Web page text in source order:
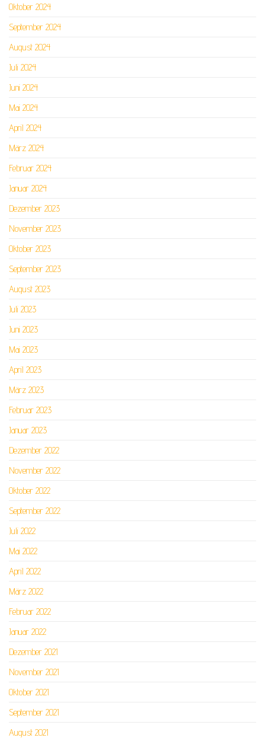
Oktober 2024
September 2024
August 2024
Juli 2024
Juni 2024
Mai 2024
April 2024
März 2024
Februar 2024
Januar 2024
Dezember 2023
November 2023
Oktober 2023
September 2023
August 2023
Juli 2023
Juni 2023
Mai 2023
April 2023
März 2023
Februar 2023
Januar 2023
Dezember 2022
November 2022
Oktober 2022
September 2022
Juli 2022
Mai 2022
April 2022
März 2022
Februar 2022
Januar 2022
Dezember 2021
November 2021
Oktober 2021
September 2021
August 2021